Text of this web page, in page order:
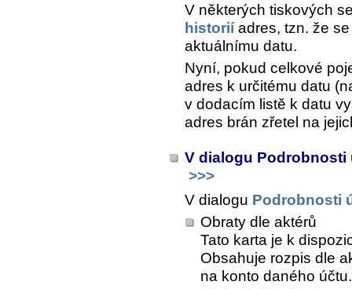
V některých tiskových
historiíadres, tzn. že
aktuálnímu datu.
Nyní, pokud celkové
adres k určitému datu
v dodacím listě k datu
adres brán zřetel na
V dialogu
>>>
V dialogu Podrobnosti
Obraty dle aktérů
Tato karta je k
Obsahuje rozpis dle
na konto daného účtu.